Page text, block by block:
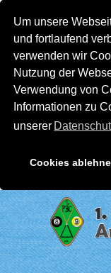
Um unsere
und fortlaufend
verwenden wir
Nutzung der
Verwendung von
Informationen zu
unserer
Cookies